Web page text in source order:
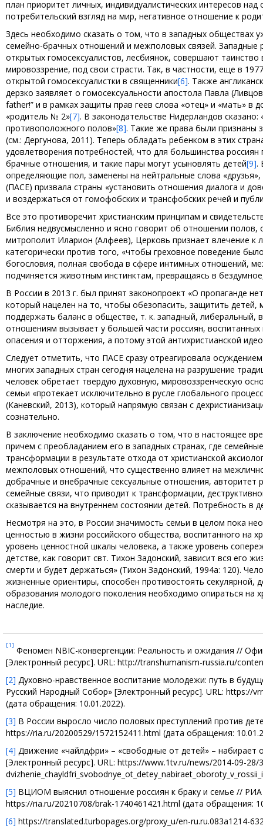
план приоритет личных, индивидуалистических интересов
потребительский взгляд на мир, негативное отношение к
Здесь необходимо сказать о том, что в западных обществах
семейно-брачных отношений и межполовых связей. Западные
открытых гомосексуалистов, лесбиянок, совершают
мировоззрение, под свои страсти. Так, в частности, еще в
открытой гомосексуалистки в священники[6]. Также
дерзко заявляет о гомосексуальности апостола Павла
father!” и в рамках защиты прав геев слова «отец» и «мать»
«родитель № 2»[7]. В законодательстве Нидерландов
противоположного полов»[8]. Такие же права были признаны
(см.: Дергунова, 2011). Теперь обладать ребенком в этих
удовлетворения потребностей, что для большинства
брачные отношения, и такие пары могут усыновлять детей[9].
определяющие пол, заменены на нейтральные слова «друзья»,
(ПАСЕ) призвала страны «установить отношения диалога и
и воздержаться от гомофобских и трансфобских речей и
Все это противоречит христианским принципам и
Библия недвусмысленно и ясно говорит об отношении
митрополит Иларион (Алфеев), Церковь признает влечение к
категорически против того, «чтобы греховное поведение
богословия, полная свобода в сфере интимных отношений,
подчиняется животным инстинктам, превращаясь в
В России в 2013 г. был принят законопроект «О пропаганде
который нацелен на то, чтобы обезопасить, защитить
поддержать баланс в обществе, т. к. западный,
отношениям вызывает у большей части россиян, воспитанных
опасения и отторжения, а потому этой антихристианской
Следует отметить, что ПАСЕ сразу отреагировала
многих западных стран сегодня нацелена на разрушение
человек обретает твердую духовную, мировоззренческую
семьи «протекает исключительно в русле глобального
(Каневский, 2013), который напрямую связан с
сознательно.
В заключение необходимо сказать о том, что в настоящее
причем с преобладанием его в западных странах, где
трансформации в результате отхода от христианской
межполовых отношений, что существенно влияет на
добрачные и внебрачные сексуальные отношения,
семейные связи, что приводит к трансформации,
сказывается на внутреннем состоянии детей. Потребность в
Несмотря на это, в России значимость семьи в целом пока
ценностью в жизни российского общества, воспитанного на
уровень ценностной шкалы человека, а также уровень
детстве, как говорит свт. Тихон Задонский, зависит вся его
смерти и будет держаться» (Тихон Задонский, 1994a: 120).
жизненные ориентиры, способен противостоять секулярной,
образования молодого поколения необходимо опираться на
наследие.
[1] Феномен NBIC-конвергенции: Реальность и ожидания //
[Электронный ресурс]. URL: http://transhumanism-russia.ru/
[2] Духовно-нравственное воспитание молодежи: путь в
Русский Народный Собор» [Электронный ресурс]. URL: https://
(дата обращения: 10.01.2022).
[3] В России выросло число половых преступлений против
https://ria.ru/20200529/1572152411.html (дата обращения:
[4] Движение «чайлдфри» – «свободные от детей» –
[Электронный ресурс]. URL: https://www.1tv.ru/news/2014-09-28/
[5] ВЦИОМ выяснил отношение россиян к браку и семье // РИА
https://ria.ru/20210708/brak-1740461421.html (дата обращения:
[6] https://translated.turbopages.org/proxy_u/en-ru.ru.083a1214-